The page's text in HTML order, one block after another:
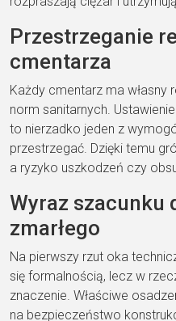
Przestrzeganie
cmentarza
Każdy cmentarz ma własny
norm sanitarnych.
to nierzadko jeden z
przestrzegać. Dzięki temu
a ryzyko uszkodzeń czy
Wyraz szacunku
zmarłego
Na pierwszy rzut oka
się formalnością, lecz w
znaczenie. Właściwe
na bezpieczeństwo